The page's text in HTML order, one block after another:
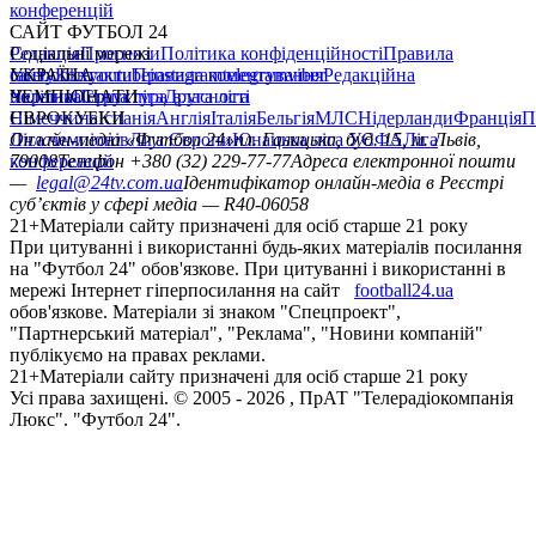
конференцій
САЙТ ФУТБОЛ 24
РедакціяПрогнозиПолітика конфіденційностіПравила
сайтуКонтактиПравила коментуванняРедакційна
політикаСтруктура власності
Соціальні мережі
facebookxyoutubeinstagramtelegramviber
УКРАЇНА
УкраїнаПерша лігаДруга ліга
ЧЕМПІОНАТИ
НімеччинаІспаніяАнгліяІталіяБельгіяМЛСНідерландиФранція
ЄВРОКУБКИ
Ліга чемпіонівЛіга ЄвропиЮнацька ліга УЄФАЛіга
конференцій
Онлайн-медіа «Футбол 24»пл. Галицька, буд. 15, м. Львів,
79008Телефон +380 (32) 229-77-77Адреса електронної пошти
— legal@24tv.com.uaІдентифікатор онлайн-медіа в Реєстрі
суб’єктів у сфері медіа — R40-06058
21+Матеріали сайту призначені для осіб старше 21 року
При цитуванні і використанні будь-яких матеріалів посилання
на "Футбол 24" обов'язкове. При цитуванні і використанні в
мережі Інтернет гіперпосилання на сайт
football24.ua
обов'язкове. Матеріали зі знаком "Спецпроект",
"Партнерський матеріал", "Реклама", "Новини компаній"
публікуємо на правах реклами.
21+Матеріали сайту призначені для осіб старше 21 року
Усi права захищенi. © 2005 - 2026 , ПрАТ "Телерадіокомпанія
Люкс". "Футбол 24".